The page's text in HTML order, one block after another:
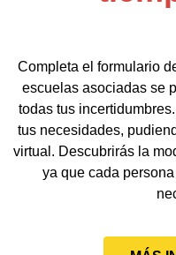
Completa el formulario
escuelas asociadas se
todas tus
tus necesidades,
virtual. Descubrirás la
ya que cada